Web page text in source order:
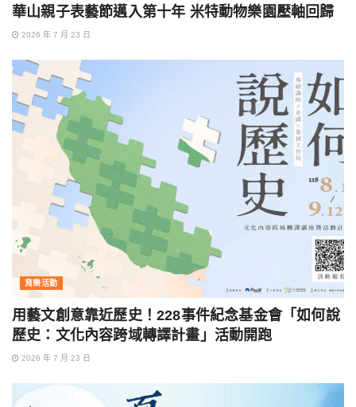
華山親子表藝節邁入第十年 米特動物樂園壓軸回歸
2026 年 7 月 23 日
育樂活動
用藝文創意靠近歷史！228事件紀念基金會「如何說
歷史：文化內容跨域轉譯計畫」活動開跑
2026 年 7 月 23 日